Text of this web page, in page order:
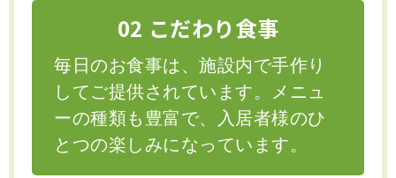
02 こだわり食事
毎日のお食事は、施設内で手作り
してご提供されています。メニュ
ーの種類も豊富で、入居者様のひ
とつの楽しみになっています。